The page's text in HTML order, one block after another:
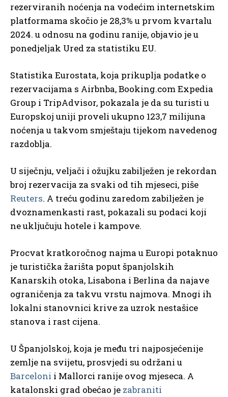
rezerviranih noćenja na vodećim internetskim
platformama skočio je 28,3% u prvom kvartalu
2024. u odnosu na godinu ranije, objavio je u
ponedjeljak Ured za statistiku EU.
Statistika Eurostata, koja prikuplja podatke o
rezervacijama s Airbnba, Booking.com Expedia
Group i TripAdvisor, pokazala je da su turisti u
Europskoj uniji proveli ukupno 123,7 milijuna
noćenja u takvom smještaju tijekom navedenog
razdoblja.
U siječnju, veljači i ožujku zabilježen je rekordan
broj rezervacija za svaki od tih mjeseci, piše
Reuters. A treću godinu zaredom zabilježen je
dvoznamenkasti rast, pokazali su podaci koji
ne uključuju hotele i kampove.
Procvat kratkoročnog najma u Europi potaknuo
je turistička žarišta poput španjolskih
Kanarskih otoka, Lisabona i Berlina da najave
ograničenja za takvu vrstu najmova. Mnogi ih
lokalni stanovnici krive za uzrok nestašice
stanova i rast cijena.
U Španjolskoj, koja je među tri najposjećenije
zemlje na svijetu, prosvjedi su održani u
Barceloni i Mallorci ranije ovog mjeseca. A
katalonski grad obećao je zabraniti